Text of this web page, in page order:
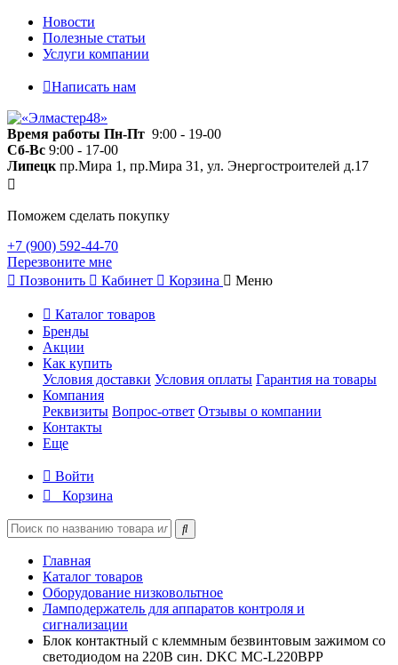
Новости
Полезные статьи
Услуги компании
Написать нам
Время работы Пн-Пт 9:00 - 19-00
Сб-Вс 9:00 - 17-00
Липецк пр.Мира 1, пр.Мира 31, ул. Энергостроителей д.17
Поможем сделать покупку
+7 (900) 592-44-70
Перезвоните мне
Позвонить
Кабинет Корзина Меню
Каталог товаров
Бренды
Акции
Как купить
Условия доставки Условия оплаты Гарантия на товары
Компания
Реквизиты Вопрос-ответ Отзывы о компании
Контакты
Еще
Войти
Корзина
Главная
Каталог товаров
Оборудование низковольтное
Ламподержатель для аппаратов контроля и
сигнализации
Блок контактный с клеммным безвинтовым зажимом со
светодиодом на 220В син. DKC MC-L220BPP